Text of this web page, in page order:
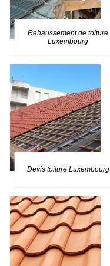
Rehaussement de toiture
Luxembourg
Devis toiture Luxembourg